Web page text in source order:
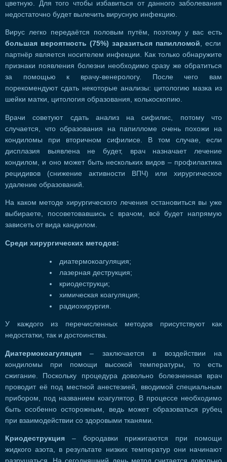
цветную. Для того чтобы избавиться от данного заболевания
недостаточно будет вылечить вирусную инфекцию.
Вирус легко передаётся половым путём, поэтому у вас есть
большая вероятность (75%) заразиться папилломой, если
партнёр является носителем инфекции. Как только обнаружите
признаки появления болезни необходимо сразу же обратиться
за помощью к врачу-венерологу. После чего вам
порекомендуют сдать некоторые анализы: цитологию мазка из
шейки матки, цитология образования, колькоскопию.
Врачи советуют сдать анализ на сифилис, потому что
случается, что образования на папилломе очень похожи на
кондиломы при вторичном сифилисе. В том случае, если
дисплазия выявлена не будет, врач назначает лечение
кондилом, и оно может быть нескольких видов – профилактика
рецидивов (снижение активности ВПЧ) или хирургическое
удаление образований.
На каком методе хирургического лечения остановиться вы уже
выбираете, посоветовавшись с врачом, всё будет напрямую
зависеть от вида кандилом.
Среди хирургических методов:
диатермокоагуляция;
лазерная деструкция;
криодеструкци;
химическая коагуляция;
радиохирургия.
У каждого из перечисленных методов присутствуют как
недостатки, так и достоинства.
Диатермокоагуляция – заключается в воздействии на
кондиломы при помощи высокой температуры, то есть
сжигание. Поскольку процедура довольно болезненная врач
проводит её под местной анестезией, вводимой специальным
прибором, под названием коагулятор. В процессе необходимо
быть особенно осторожным, ведь может образоваться рубец
при взаимодействии со здоровыми тканями.
Криодеструкция – бородавки прижигаются при помощи
жидкого азота, в результате низких температур они начинают